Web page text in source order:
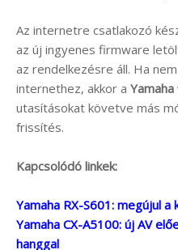
Az internetre csatlakozó
az új ingyenes firmware
az rendelkezésre áll. Ha
internethez, akkor a Yamaha
utasításokat követve más
frissítés.
Kapcsolódó linkek:
Yamaha RX-S601: megújul
Yamaha CX-A5100: új AV
hanggal